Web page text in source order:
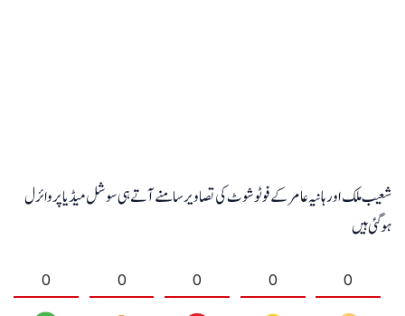
شعیب ملک اور ہانیہ عامر کے فوٹو شوٹ کی تصاویر سامنے آتے ہی سوشل میڈیا پر وائرل
ہوگئی ہیں
0 0 0 0 0